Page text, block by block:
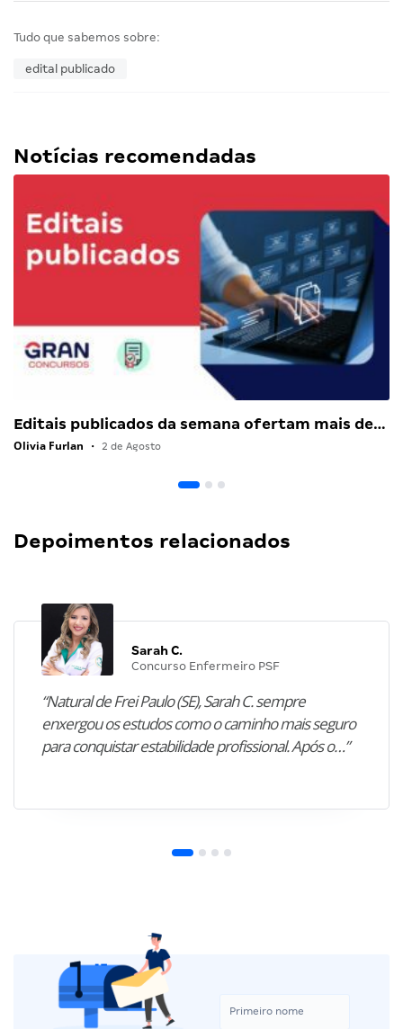
Tudo que sabemos sobre:
edital publicado
Notícias recomendadas
Editais publicados da semana ofertam mais de…
Olivia Furlan • 2 de Agosto
Depoimentos relacionados
Sarah C.
Concurso Enfermeiro PSF
“Natural de Frei Paulo (SE), Sarah C. sempre
enxergou os estudos como o caminho mais seguro
para conquistar estabilidade profissional. Após o…”